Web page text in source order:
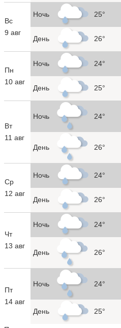
Вс
9 авг
Ночь 25°
День 26°
Пн
10 авг
Ночь 24°
День 25°
Вт
11 авг
Ночь 24°
День 26°
Ср
12 авг
Ночь 24°
День 26°
Чт
13 авг
Ночь 24°
День 26°
Пт
14 авг
Ночь 24°
День 25°